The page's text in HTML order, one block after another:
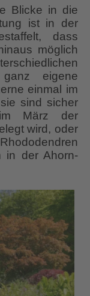
Blicke in die
ist in der
dass
möglich
eigene
einmal im
sind sicher
März der
wird, oder
in der Ahorn-